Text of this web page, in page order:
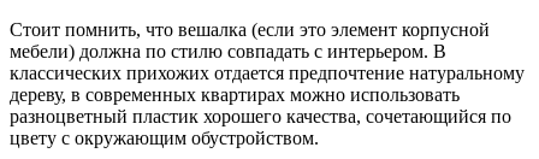
Стоит помнить, что вешалка (если это элемент корпусной
мебели) должна по стилю совпадать с интерьером. В
классических прихожих отдается предпочтение натуральному
дереву, в современных квартирах можно использовать
разноцветный пластик хорошего качества, сочетающийся по
цвету с окружающим обустройством.